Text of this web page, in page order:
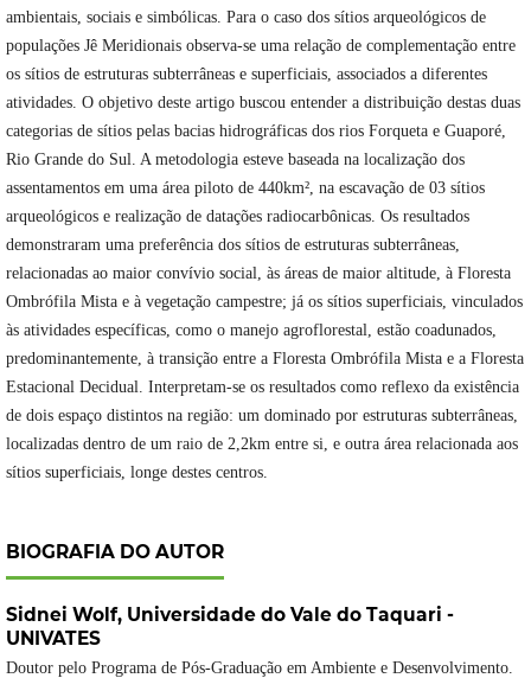
ambientais, sociais e simbólicas. Para o caso dos sítios arqueológicos de
populações Jê Meridionais observa-se uma relação de complementação entre
os sítios de estruturas subterrâneas e superficiais, associados a diferentes
atividades. O objetivo deste artigo buscou entender a distribuição destas duas
categorias de sítios pelas bacias hidrográficas dos rios Forqueta e Guaporé,
Rio Grande do Sul. A metodologia esteve baseada na localização dos
assentamentos em uma área piloto de 440km², na escavação de 03 sítios
arqueológicos e realização de datações radiocarbônicas. Os resultados
demonstraram uma preferência dos sítios de estruturas subterrâneas,
relacionadas ao maior convívio social, às áreas de maior altitude, à Floresta
Ombrófila Mista e à vegetação campestre; já os sítios superficiais, vinculados
às atividades específicas, como o manejo agroflorestal, estão coadunados,
predominantemente, à transição entre a Floresta Ombrófila Mista e a Floresta
Estacional Decidual. Interpretam-se os resultados como reflexo da existência
de dois espaço distintos na região: um dominado por estruturas subterrâneas,
localizadas dentro de um raio de 2,2km entre si, e outra área relacionada aos
sítios superficiais, longe destes centros.
BIOGRAFIA DO AUTOR
Sidnei Wolf, Universidade do Vale do Taquari -
UNIVATES
Doutor pelo Programa de Pós-Graduação em Ambiente e Desenvolvimento.